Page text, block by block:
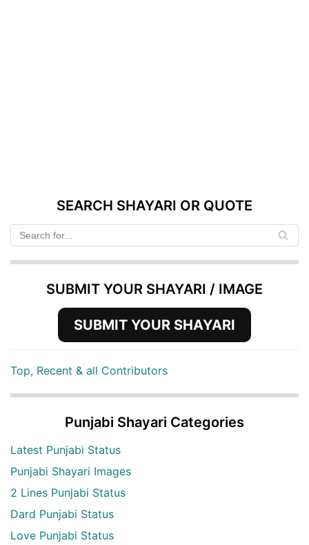
SEARCH SHAYARI OR QUOTE
SUBMIT YOUR SHAYARI / IMAGE
SUBMIT YOUR SHAYARI
Top, Recent & all Contributors
Punjabi Shayari Categories
Latest Punjabi Status
Punjabi Shayari Images
2 Lines Punjabi Status
Dard Punjabi Status
Love Punjabi Status